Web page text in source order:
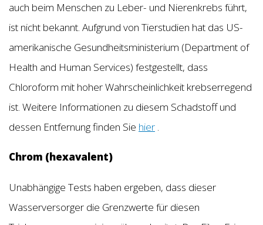
auch beim Menschen zu Leber- und Nierenkrebs führt,
ist nicht bekannt. Aufgrund von Tierstudien hat das US-
amerikanische Gesundheitsministerium (Department of
Health and Human Services) festgestellt, dass
Chloroform mit hoher Wahrscheinlichkeit krebserregend
ist. Weitere Informationen zu diesem Schadstoff und
dessen Entfernung finden Sie hier .
Chrom (hexavalent)
Unabhängige Tests haben ergeben, dass dieser
Wasserversorger die Grenzwerte für diesen